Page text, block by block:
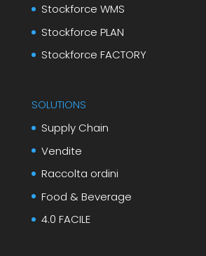
Stockforce WMS
Stockforce PLAN
Stockforce FACTORY
SOLUTIONS
Supply Chain
Vendite
Raccolta ordini
Food & Beverage
4.0 FACILE